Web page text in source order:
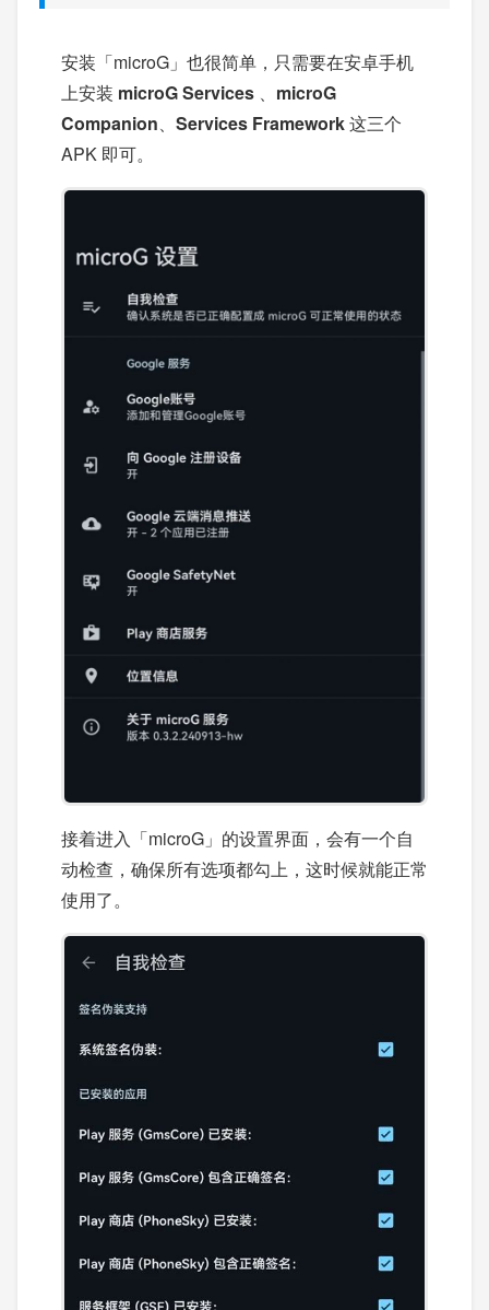
安装「microG」也很简单，只需要在安卓手机
上安装 microG Services 、 microG
Companion、 Services Framework这三个
APK 即可。
接着进入「microG」的设置界面，会有一个自
动检查，确保所有选项都勾上，这时候就能正常
使用了。